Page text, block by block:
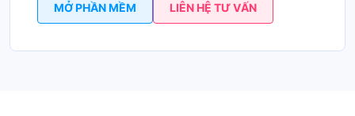
MỞ PHẦN MỀM LIÊN HỆ TƯ VẤN